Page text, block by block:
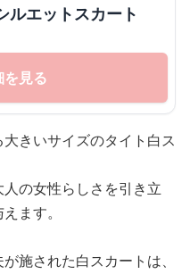
ルエットスカート
見る
きいサイズのタイト白ス
の女性らしさを引き立
ます。
施された白スカートは、